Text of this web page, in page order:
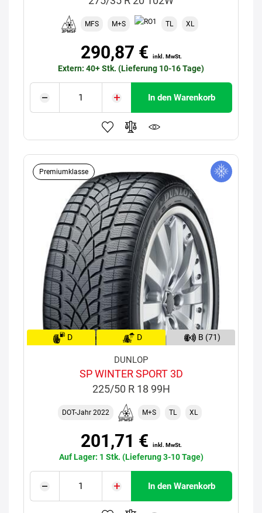
MFS M+S TL XL
290,87 € inkl. MwSt.
Extern: 40+ Stk. (Lieferung 10-16 Tage)
In den Warenkorb
Premiumklasse
D D B (71)
DUNLOP
SP WINTER SPORT 3D
225/50 R 18 99H
DOT-Jahr 2022 M+S TL XL
201,71 € inkl. MwSt.
Auf Lager: 1 Stk. (Lieferung 3-10 Tage)
In den Warenkorb